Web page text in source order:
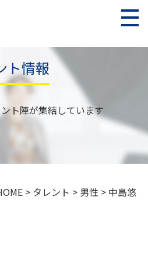
ト情報
ト陣が集結しています
> タレント > 男性 > 中島悠